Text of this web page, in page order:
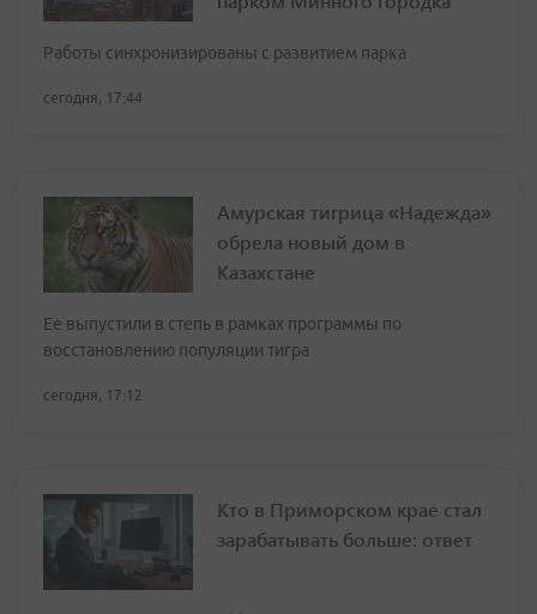
Работы синхронизированы с развитием парка
сегодня, 17:44
Амурская тигрица «Надежда»
обрела новый дом в
Казахстане
Ее выпустили в степь в рамках программы по
восстановлению популяции тигра
сегодня, 17:12
Кто в Приморском крае стал
зарабатывать больше: ответ